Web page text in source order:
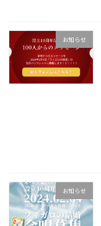
お知らせ
お知らせ